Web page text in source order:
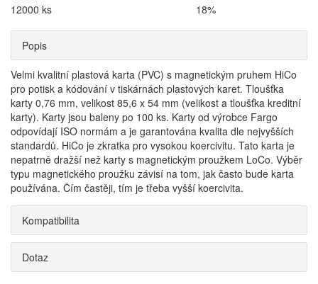
12000 ks
18%
Popis
Velmi kvalitní plastová karta (PVC) s magnetickým pruhem HiCo
pro potisk a kódování v tiskárnách plastových karet. Tloušťka
karty 0,76 mm, velikost 85,6 x 54 mm (velikost a tloušťka kreditní
karty). Karty jsou baleny po 100 ks. Karty od výrobce Fargo
odpovídají ISO normám a je garantována kvalita dle nejvyšších
standardů. HiCo je zkratka pro vysokou koercivitu. Tato karta je
nepatrně dražší než karty s magnetickým proužkem LoCo. Výběr
typu magnetického proužku závisí na tom, jak často bude karta
používána. Čím častěji, tím je třeba vyšší koercivita.
Kompatibilita
Dotaz